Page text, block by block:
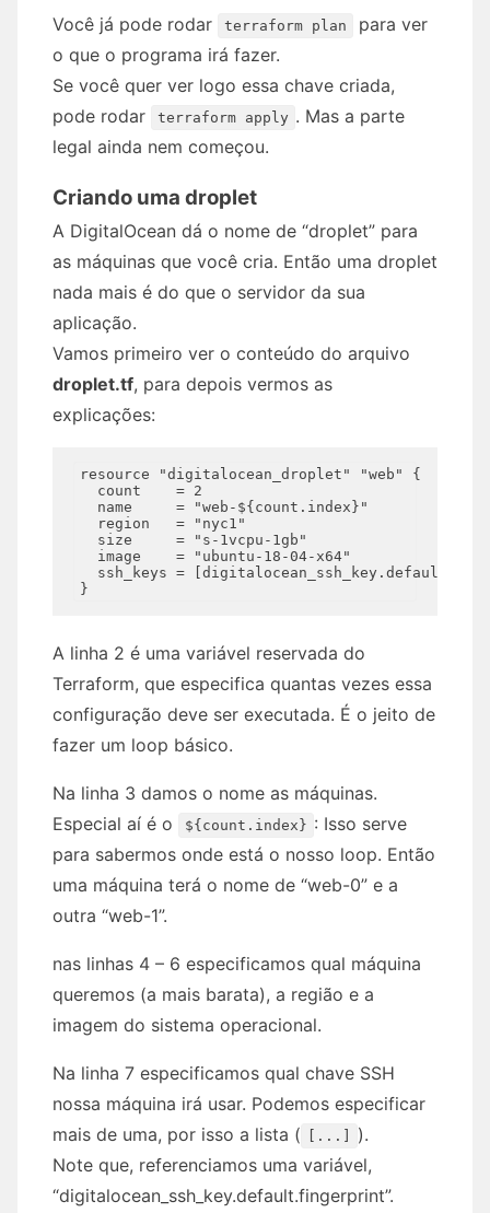
Você já pode rodar terraform plan
para ver
o que o programa irá fazer.
Se você quer ver logo essa chave criada,
pode rodar
terraform apply . Mas a parte
legal ainda nem começou.
Criando uma droplet
A DigitalOcean dá o nome de “droplet” para
as máquinas que você cria. Então uma droplet
nada mais é do que o servidor da sua
aplicação.
Vamos primeiro ver o conteúdo do arquivo
droplet.tf, para depois vermos as
explicações:
resource "digitalocean_droplet" "web" {
  count    = 2
  name     = "web-${count.index}"
  region   = "nyc1"
  size     = "s-1vcpu-1gb"
  image    = "ubuntu-18-04-x64"
ssh_keys =
A linha 2 é uma variável reservada do
Terraform, que especifica quantas vezes essa
configuração deve ser executada. É o jeito de
fazer um loop básico.
Na linha 3 damos o nome as máquinas.
Especial aí é o
${count.index} : Isso serve
para sabermos onde está o nosso loop. Então
uma máquina terá o nome de “web-0” e a
outra “web-1”.
nas linhas 4 – 6 especificamos qual máquina
queremos (a mais barata), a região e a
imagem do sistema operacional.
Na linha 7 especificamos qual chave SSH
nossa máquina irá usar. Podemos especificar
mais de uma, por isso a lista (
[...]
).
Note que, referenciamos uma variável,
“digitalocean_ssh_key.default.fingerprint”.